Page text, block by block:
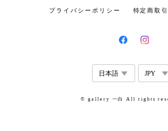
プライバシーポリシー 特定商取
© gallery 一白 All rights